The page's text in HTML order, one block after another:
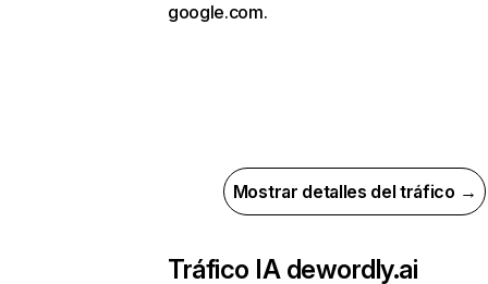
google.com.
Mostrar detalles del tráfico →
Tráfico IA dewordly.ai